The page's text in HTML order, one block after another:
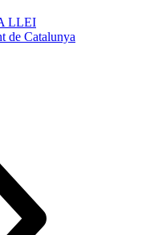
de Catalunya